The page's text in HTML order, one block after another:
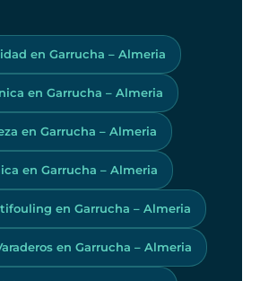
en Garrucha – Almeria
en Garrucha – Almeria
en Garrucha – Almeria
en Garrucha – Almeria
en Garrucha – Almeria
en Garrucha – Almeria